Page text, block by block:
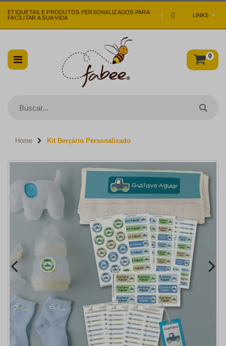
LINKS
ETIQUETAS E PRODUTOS PERSONALIZADOS PARA
FACILITAR A SUA VIDA
|
0
Home Kit Berçário Personalizado